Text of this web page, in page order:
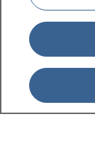
1177 på flera
Om 1177